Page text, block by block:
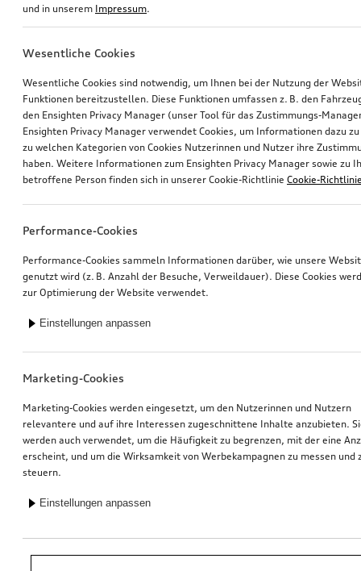
*Unverbindliche Preisempfehlung der Importeurin AMAG Import AG. Inkl.
gesetzlicher MwSt. Preise beim Audi Partner können abweichen; weitere
und in unserem Impressum.
Wesentliche Cookies
Wesentliche Cookies sind notwendig, um Ihnen bei der Nutzung der
Funktionen bereitzustellen. Diese Funktionen umfassen z. B. den
den Ensighten Privacy Manager (unser Tool für das Zustimmungs-
Ensighten Privacy Manager verwendet Cookies, um Informationen dazu
zu welchen Kategorien von Cookies Nutzerinnen und Nutzer ihre
haben. Weitere Informationen zum Ensighten Privacy Manager sowie zu
betroffene Person finden sich in unserer Cookie-Richtlinie Cookie-
Performance-Cookies
Performance-Cookies sammeln Informationen darüber, wie unsere
genutzt wird (z. B. Anzahl der Besuche, Verweildauer). Diese Cookies
zur Optimierung der Website verwendet.
Einstellungen anpassen
Marketing-Cookies
Marketing-Cookies werden eingesetzt, um den Nutzerinnen und Nutzern
relevantere und auf ihre Interessen zugeschnittene Inhalte anzubieten.
werden auch verwendet, um die Häufigkeit zu begrenzen, mit der eine
erscheint, und um die Wirksamkeit von Werbekampagnen zu messen und
steuern.
Einstellungen anpassen